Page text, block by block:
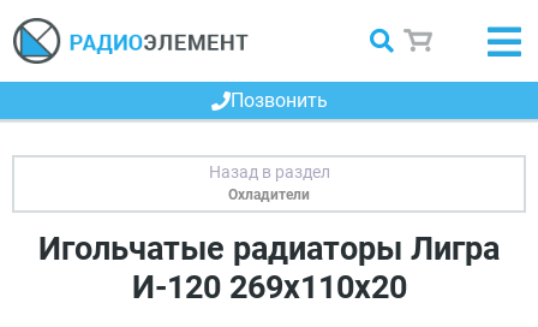
Позвонить
Охладители
Игольчатые радиаторы Лигра
И-120 269х110х20